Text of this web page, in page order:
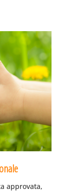
approvata,